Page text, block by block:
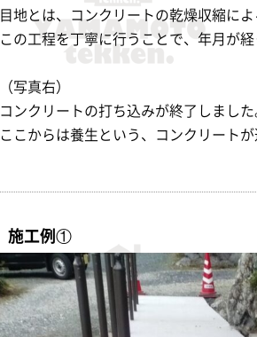
目地とは、コンクリートの乾燥収縮に
この工程を丁寧に行うことで、年月が
（写真右）
コンクリートの打ち込みが終了しました
ここからは養生という、コンクリート
施工例①